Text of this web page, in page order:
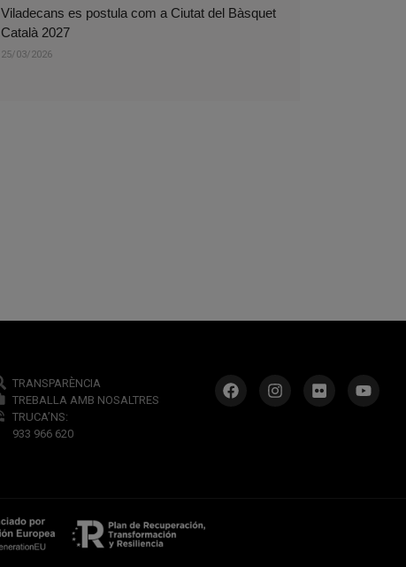
Viladecans es postula com a Ciutat del Bàsquet
Català 2027
25/03/2026
TRANSPARÈNCIA
TREBALLA AMB NOSALTRES
TRUCA’NS:
933 966 620